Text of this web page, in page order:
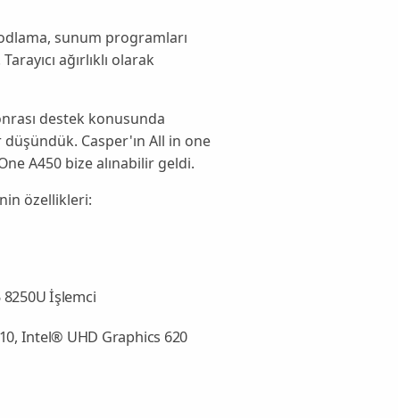
sunum programları
ağırlıklı olarak
destek konusunda
Casper'ın All in one
A450 bize alınabilir geldi.
özellikleri:
İşlemci
Intel® UHD Graphics 620